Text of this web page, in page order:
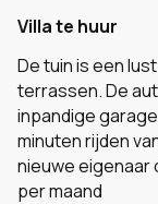
Villa te huur
De tuin is een
terrassen. De
inpandige
minuten rijden
nieuwe eigenaar
per maand